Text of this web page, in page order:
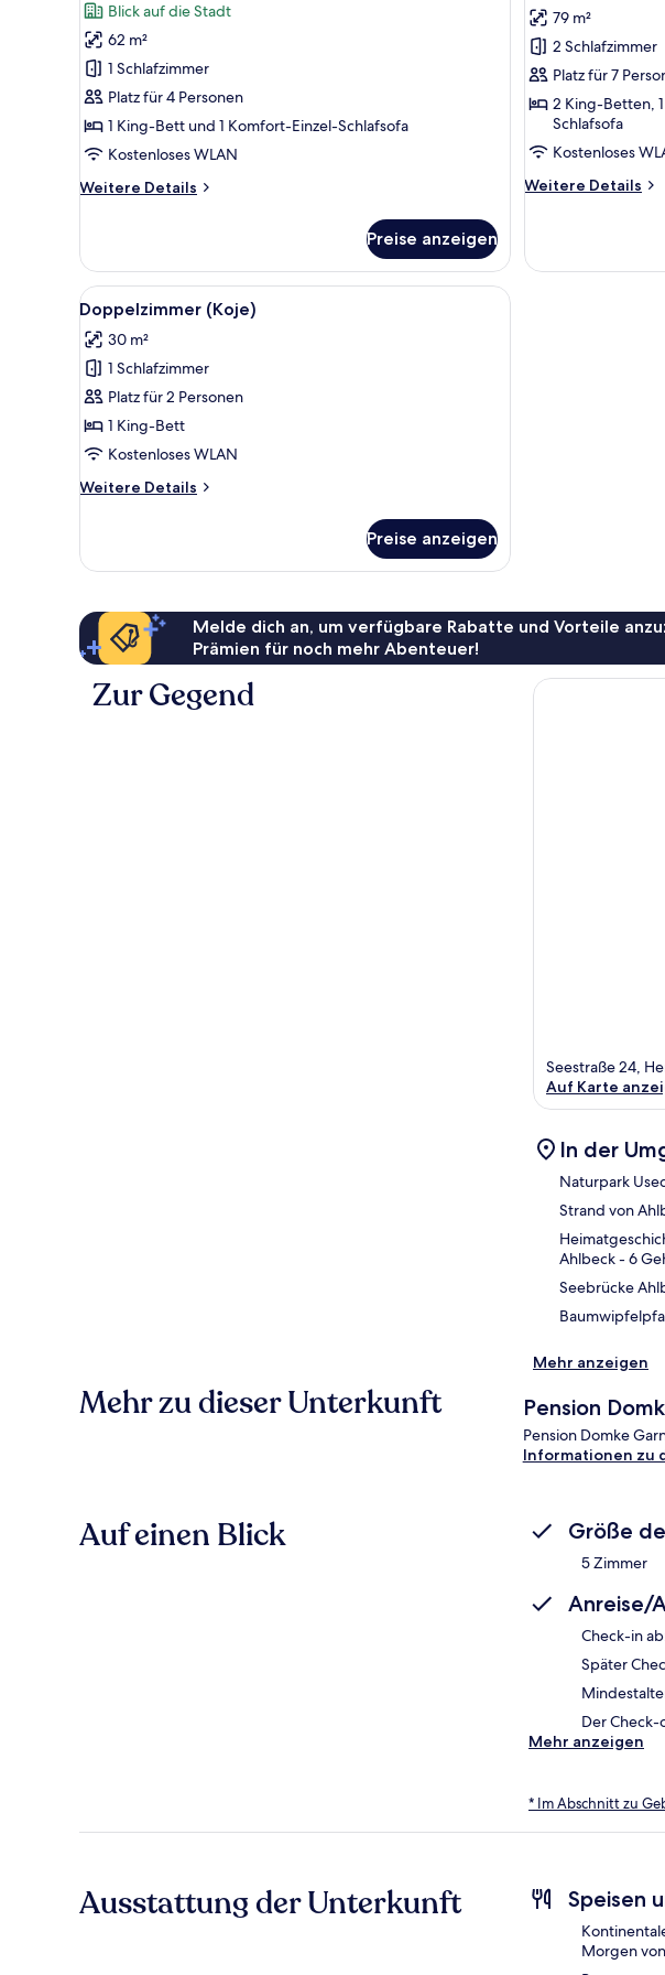
Apartment,
1
Schlafzimmer
(Kaiserlicher
Postkutscher)
anzeigen
Blick auf die Stadt
62 m²
1 Schlafzimmer
Platz für 4 Personen
1 King-Bett und 1 Komfort-Einzel-Schlafsofa
Kostenloses WLAN
Weitere Details
Weitere
1
Schlafzimmer
(Kaiserlicher
Postkutscher)
Preise anzeigen
anzeigen
79 m²
2 Schlafzimmer
Platz für 7
2 King-Betten,
Schlafsofa
Kostenloses
Weitere Details
Weitere
Alle
Fotos
für
Doppelzimmer
(Koje)
anzeigen
Ein Schlafzimmer mit einem Bett, zwei Nachttischen,
4
Doppelzimmer (Koje)
30 m²
1 Schlafzimmer
Platz für 2 Personen
1 King-Bett
Kostenloses WLAN
Weitere Details
Weitere
(Koje)
Preise anzeigen
Melde dich an, um verfügbare Rabatte und Vorteile
Prämien für noch mehr Abenteuer!
Zur Gegend
Seestraße 24,
Auf Karte
In der
Naturpark
Strand von
Ahlbeck- 6
Seebrücke
Mehr anzeigen
Mehr zu dieser Unterkunft Pension
Pension Domke
Informationen zu
Auf einen Blick Größe
5 Zimmer
Anreise/
Check-in
Später
Der Check-
Mehr anzeigen
* Im Abschnitt zu
Ausstattung der Unterkunft Speisen
Morgen